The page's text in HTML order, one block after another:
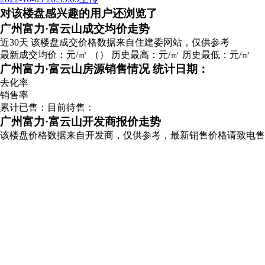
对该楼盘感兴趣的用户还浏览了
广告
广州富力·富云山成交均价走势
近30天 该楼盘成交价格数据来自住建委网站，仅供参考
最新成交均价： 元/㎡ （ ） 历史最高： 元/㎡ 历史最低： 元/㎡
广州富力·富云山房源销售情况统计日期：
去化率
销售率
累计已售： 目前待售：
广州富力·富云山开发商报价走势
该楼盘价格数据来自开发商，仅供参考，最新销售价格请致电